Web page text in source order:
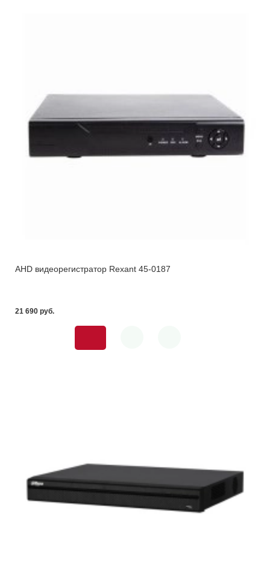
AHD видеорегистратор Rexant 45-0187
21 690 pуб.